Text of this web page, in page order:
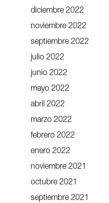
diciembre 2022
noviembre 2022
septiembre 2022
julio 2022
junio 2022
mayo 2022
abril 2022
marzo 2022
febrero 2022
enero 2022
noviembre 2021
octubre 2021
septiembre 2021